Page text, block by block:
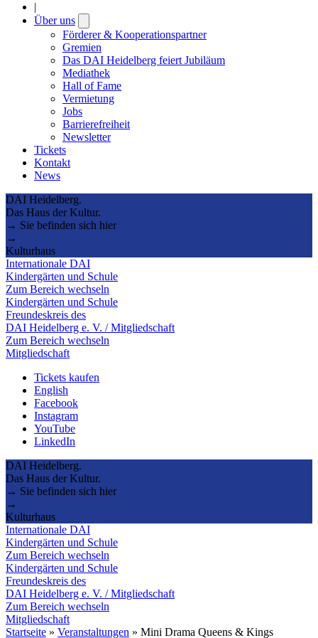
|
Über uns
submenu
Förderer & Kooperationspartner
Gremien
Das DAI Heidelberg feiert Jubiläum
Mediathek
Hall of Fame
Vermietung
Jobs
Barrierefreiheit
Newsletter
Tickets
Kontakt
News
DAI Heidelberg.
Das Haus der Kultur.
→ Sie befinden sich hier
→
Kulturhaus
Internationale DAI
Kindergärten und Schule
Zum Bereich wechseln
Kindergärten und Schule
Freundeskreis des
DAI Heidelberg e. V. / Mitgliedschaft
Zum Bereich wechseln
Mitgliedschaft
Tickets kaufen
English
Facebook
Instagram
YouTube
LinkedIn
DAI Heidelberg.
Das Haus der Kultur.
→ Sie befinden sich hier
→
Kulturhaus
Internationale DAI
Kindergärten und Schule
Zum Bereich wechseln
Kindergärten und Schule
Freundeskreis des
DAI Heidelberg e. V. / Mitgliedschaft
Zum Bereich wechseln
Mitgliedschaft
Startseite » Veranstaltungen » Mini Drama Queens & Kings